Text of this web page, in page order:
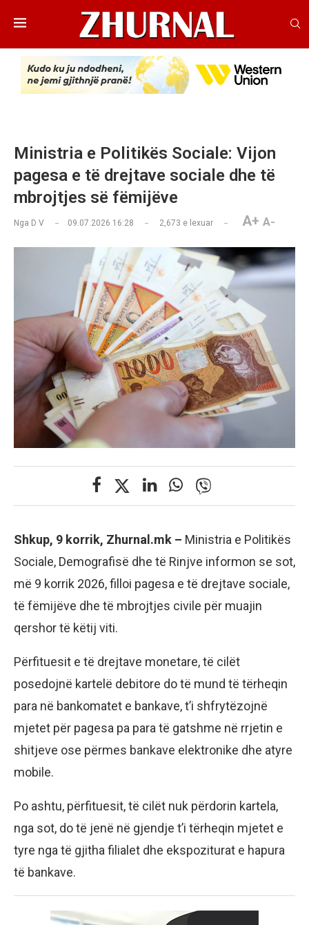
Ministria e Politikës Sociale: Vijon
pagesa e të drejtave sociale dhe të
mbrojtjes së fëmijëve
Nga D V 09.07.2026 16:28 2,673 e lexuar A+ A-
Shkup, 9 korrik, Zhurnal.mk – Ministria e Politikës
Sociale, Demografisë dhe të Rinjve informon se sot,
më 9 korrik 2026, filloi pagesa e të drejtave sociale,
të fëmijëve dhe të mbrojtjes civile për muajin
qershor të këtij viti.
Përfituesit e të drejtave monetare, të cilët
posedojnë kartelë debitore do të mund të tërheqin
para në bankomatet e bankave, t’i shfrytëzojnë
mjetet për pagesa pa para të gatshme në rrjetin e
shitjeve ose përmes bankave elektronike dhe atyre
mobile.
Po ashtu, përfituesit, të cilët nuk përdorin kartela,
nga sot, do të jenë në gjendje t’i tërheqin mjetet e
tyre nga të gjitha filialet dhe ekspoziturat e hapura
të bankave.